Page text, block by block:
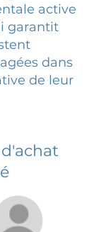
active
garantit
dans
de leur